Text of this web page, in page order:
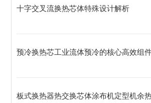
十字交叉流换热芯体特殊设计解析
预冷换热芯工业流体预冷的核心高效组
板式换热器热交换芯体涂布机定型机余